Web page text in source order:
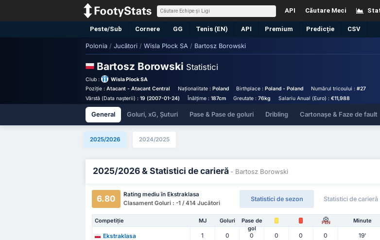
Căutare Meci
API
Peste/Sub Cornere GG Tenis (EN) API Premium Predicție CSV
Polonia / Jucători / Wisla Plock SA / Bartosz Borowski
Bartosz Borowski Statistici
Club :
Wisla Plock SA
Poziție : Atacant - Atacant Central Naționalitate : Poland Birthplace :Poland - Poland Numărul tricoului : #27
Vârstă (Data nașterii) : 19 (2007-01-24) Înălțime : 187cm Greutate :76kg Salariu Anual (Euro) : €11,988
General Goluri, xG, Șuturi Pase & Pase de goluri Dribling Cartonașe & Faze de fault
2025/2026 2024/2025
2025/2026 & Statistici de carieră - Bartosz Borowski
6.80
Rating mediu în Ekstraklasa
Clasament Goluri : -1 / 414 Jucători
Statistici de sezon Statistici de carieră
Competiție MJ Goluri
Pase de
gol
PEN Minute
Ekstraklasa 1 0 0 0 0 0 19'